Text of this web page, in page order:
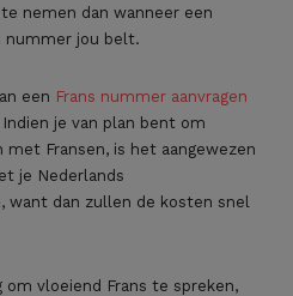
nemen dan wanneer een
nummer jou belt.
een Frans nummer aanvragen
je van plan bent om
Fransen, is het aangewezen
je Nederlands
dan zullen de kosten snel
vloeiend Frans te spreken,